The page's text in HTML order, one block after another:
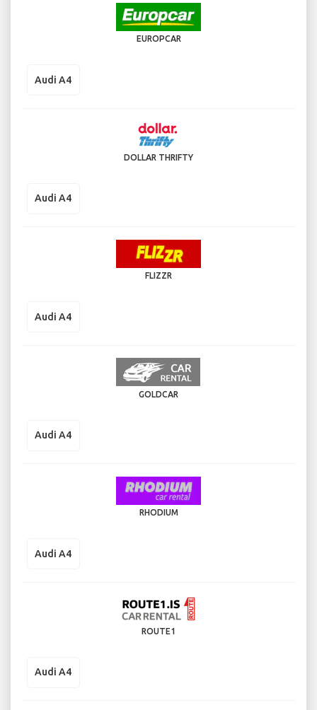
EUROPCAR
Audi A4
DOLLAR THRIFTY
Audi A4
FLIZZR
Audi A4
GOLDCAR
Audi A4
RHODIUM
Audi A4
ROUTE1
Audi A4